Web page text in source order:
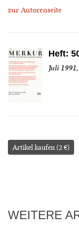
zur Autorenseite
Heft:
Juli
Artikel kaufen (2 €)
WEITERE